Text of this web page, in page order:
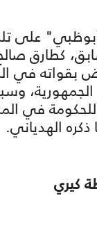
على
كطارق
في
الجمهورية،
في
الهدياني.
كيري